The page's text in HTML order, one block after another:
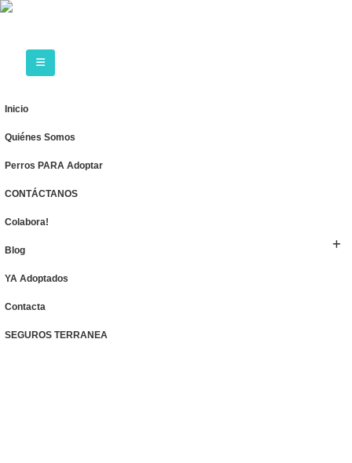
Inicio
Quiénes Somos
Perros PARA Adoptar
CONTÁCTANOS
Colabora!
Blog
YA Adoptados
Contacta
SEGUROS TERRANEA